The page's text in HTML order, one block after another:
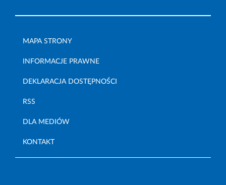
MAPA STRONY
INFORMACJE PRAWNE
DEKLARACJA DOSTĘPNOŚCI
RSS
DLA MEDIÓW
KONTAKT